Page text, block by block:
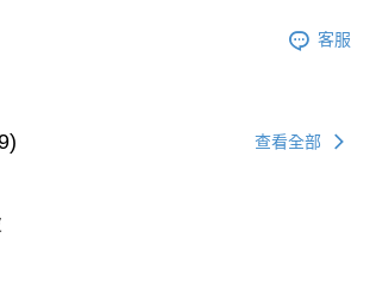
客服
查看全部